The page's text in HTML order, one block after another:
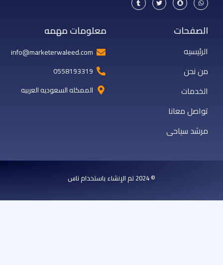
h
a
a
p
n
a
h
a
w
u
m
الصفحات
الرئيسيه
من نحن
الخدمات
تواصل معانا
مرشد سياحى
معلومات مهمه
info@marketerwaleed.com
0558193319
الممكله السعوديه العربيه